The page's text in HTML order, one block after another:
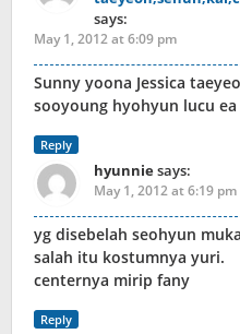
says:
May 1, 2012 at 6:09 pm
Sunny yoona Jessica
sooyoung hyohyun lucu ea
Reply
hyunniesays:
May 1, 2012 at 6:19 pm
yg disebelah seohyun
salah itu kostumnya yuri.
centernya mirip fany
Reply